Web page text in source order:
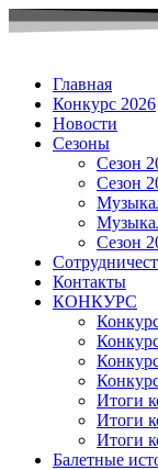
Главная
Конкурс 2026
Новости
Сезоны
Сезон
Сезон
Сезон
Контакты
КОНКУРС
Итоги
Итоги
Итоги
Балетные